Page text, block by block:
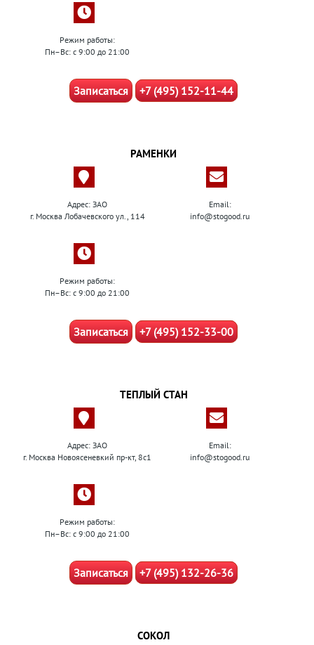
Режим работы:
Пн–Вс: с 9:00 до 21:00
Записаться +7 (495) 152-11-44
РАМЕНКИ
Адрес: ЗАО
г. Москва Лобачевского ул., 114
Email:
info@stogood.ru
Режим работы:
Пн–Вс: с 9:00 до 21:00
Записаться +7 (495) 152-33-00
ТЕПЛЫЙ СТАН
Адрес: ЗАО
г. Москва Новоясеневкий пр-кт, 8с1
Email:
info@stogood.ru
Режим работы:
Пн–Вс: с 9:00 до 21:00
Записаться +7 (495) 132-26-36
СОКОЛ